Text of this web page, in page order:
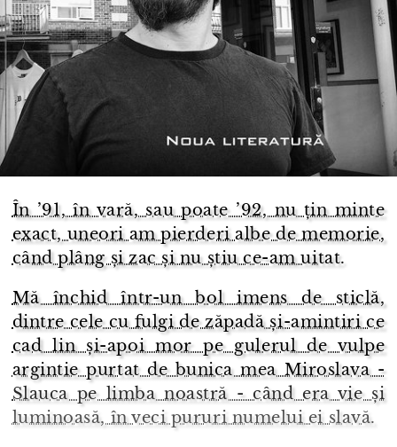
În ’91, în vară, sau poate ’92, nu țin minte
exact, uneori am pierderi albe de memorie,
când plâng și zac și nu știu ce-am uitat.
Mă închid într-un bol imens de sticlă,
dintre cele cu fulgi de zăpadă și-amintiri ce
cad lin și-apoi mor pe gulerul de vulpe
argintie purtat de bunica mea Miroslava -
Slauca pe limba noastră - când era vie și
luminoasă, în veci pururi numelui ei slavă.